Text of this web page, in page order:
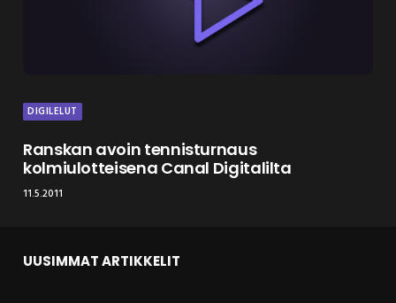
DIGILELUT
Ranskan avoin tennisturnaus
kolmiulotteisena Canal Digitalilta
11.5.2011
UUSIMMAT ARTIKKELIT